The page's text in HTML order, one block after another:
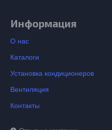
Информация
О нас
Каталоги
Установка кондиционеров
Вентиляция
Контакты